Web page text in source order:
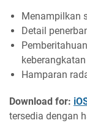
Menampilkan
Detail
Hamparan
Download for:
tersedia dengan